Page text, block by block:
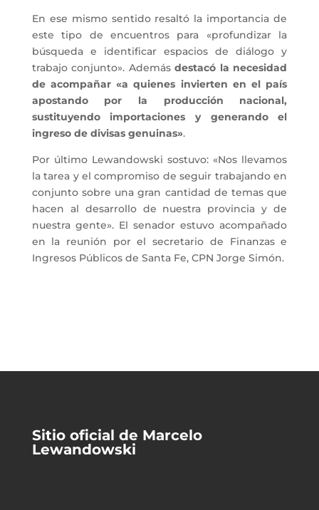
En ese mismo sentido resaltó la importancia de
este tipo de encuentros para «profundizar la
búsqueda e identificar espacios de diálogo y
trabajo conjunto». Además destacó la necesidad
de acompañar «a quienes invierten en el país
apostando por la producción nacional,
sustituyendo importaciones y generando el
ingreso de divisas genuinas».
Por último Lewandowski sostuvo: «Nos llevamos
la tarea y el compromiso de seguir trabajando en
conjunto sobre una gran cantidad de temas que
hacen al desarrollo de nuestra provincia y de
nuestra gente». El senador estuvo acompañado
en la reunión por el secretario de Finanzas e
Ingresos Públicos de Santa Fe, CPN Jorge Simón.
Sitio oficial de Marcelo
Lewandowski